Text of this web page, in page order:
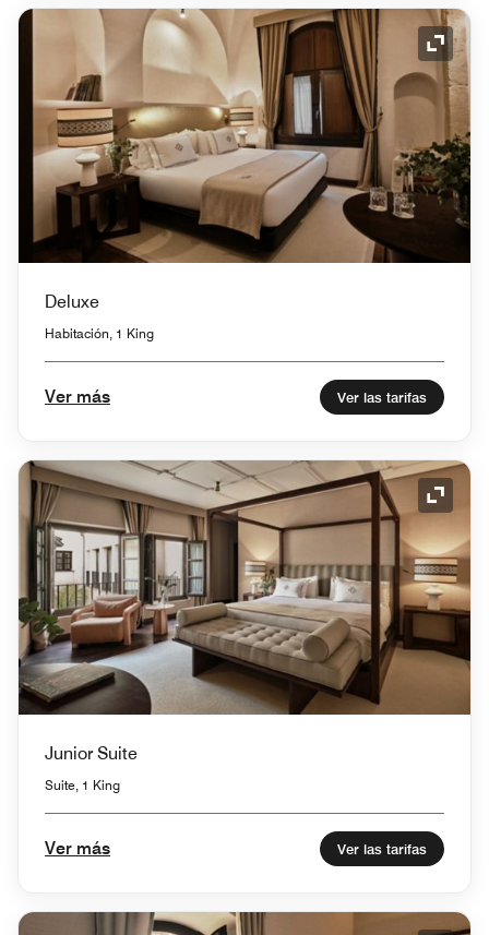
Icono
Deluxe
Habitación, 1 King
Ver más Ver las tarifas
Icono
Junior Suite
Suite, 1 King
Ver más Ver las tarifas